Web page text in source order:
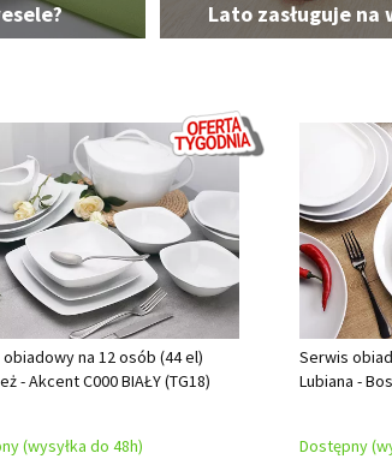
Lato zasługuje
na 12 osób (44 el)
- Akcent C000 BIAŁY (TG18)
(wysyłka do 48h)
Serwis
Lubiana -
Dostępny